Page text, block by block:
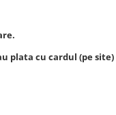
plata cu cardul (pe site)